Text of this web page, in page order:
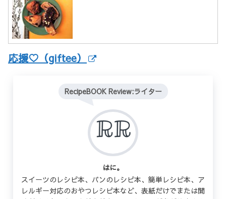
応援♡（giftee）
RecipeBOOK Review:ライター
はに。
スイーツのレシピ本、パンのレシピ本、簡単レシピ本、ア
レルギー対応のおやつレシピ本など、表紙だけでまたは開